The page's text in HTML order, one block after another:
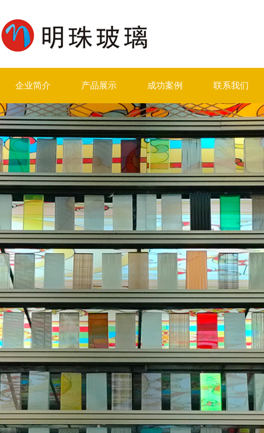
企业简介 产品展示 成功案例 联系我们